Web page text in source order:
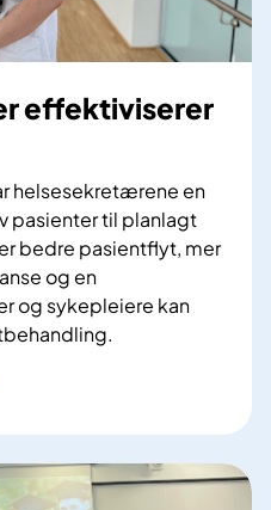
effektiviserer
helsesekretærene en
pasienter til planlagt
bedre pasientflyt, mer
og en
og sykepleiere kan